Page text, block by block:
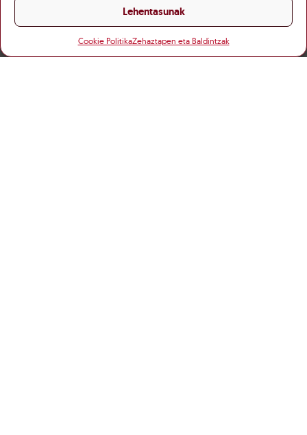
Lehentasunak
Cookie PolitikaZehaztapen eta Baldintzak